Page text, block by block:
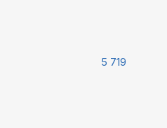
5 719